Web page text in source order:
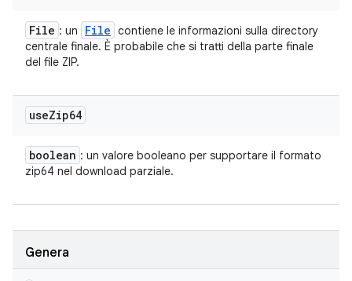
File : un File contiene le informazioni sulla directory
centrale finale. È probabile che si tratti della parte finale
del file ZIP.
useZip64
boolean : un valore booleano per supportare il formato
zip64 nel download parziale.
Genera